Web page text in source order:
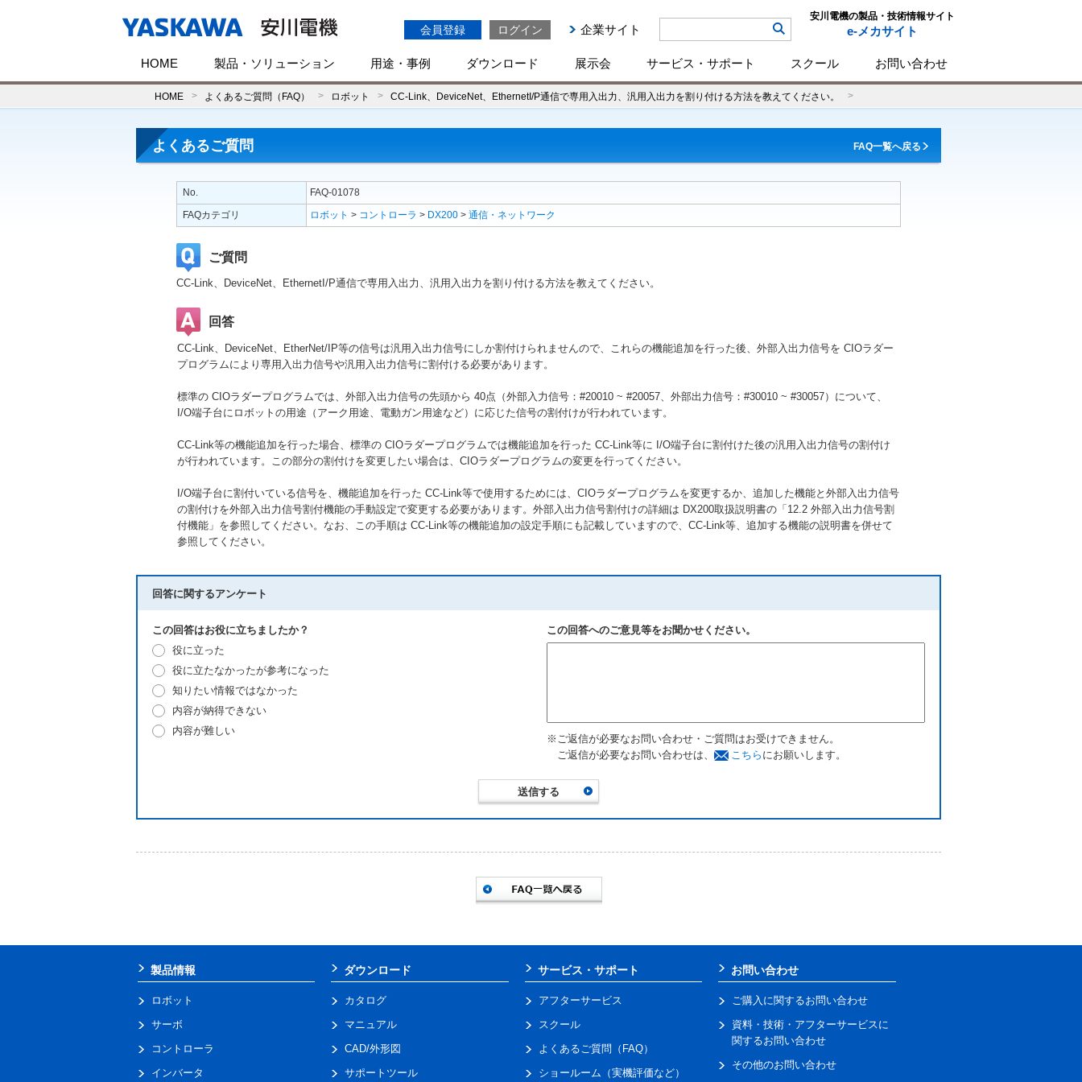
会員登録 ログイン 企業サイト
安川電機の製品・技術情報サイト
e-メカサイト
HOME 製品・ソリューション 用途・事例 ダウンロード 展示会 サービス・サポート スクール お問い合わせ
HOME よくあるご質問（FAQ） ロボット CC-Link、DeviceNet、EthernetI/P通信で専用入出力、汎用入出力を割り付ける方法を教えてください。
よくあるご質問 FAQ一覧へ戻る
No.
FAQ-01078
FAQカテゴリ
ロボット > コントローラ > DX200 > 通信・ネットワーク
ご質問
CC-Link、DeviceNet、EthernetI/P通信で専用入出力、汎用入出力を割り付ける方法を教えてください。
回答
CC-Link、DeviceNet、EtherNet/IP等の信号は汎用入出力信号にしか割付けられませんので、これらの機能追加を行った後、外部入出力信号を CIOラダー
プログラムにより専用入出力信号や汎用入出力信号に割付ける必要があります。
標準の CIOラダープログラムでは、外部入出力信号の先頭から 40点（外部入力信号：#20010 ~ #20057、外部出力信号：#30010 ~ #30057）について、
I/O端子台にロボットの用途（アーク用途、電動ガン用途など）に応じた信号の割付けが行われています。
CC-Link等の機能追加を行った場合、標準の CIOラダープログラムでは機能追加を行った CC-Link等に I/O端子台に割付けた後の汎用入出力信号の割付け
が行われています。この部分の割付けを変更したい場合は、CIOラダープログラムの変更を行ってください。
I/O端子台に割付いている信号を、機能追加を行った CC-Link等で使用するためには、CIOラダープログラムを変更するか、追加した機能と外部入出力信号
の割付けを外部入出力信号割付機能の手動設定で変更する必要があります。外部入出力信号割付けの詳細は DX200取扱説明書の「12.2 外部入出力信号割
付機能」を参照してください。なお、この手順は CC-Link等の機能追加の設定手順にも記載していますので、CC-Link等、追加する機能の説明書を併せて
参照してください。
回答に関するアンケート
この回答はお役に立ちましたか？
役に立った
役に立たなかったが参考になった
知りたい情報ではなかった
内容が納得できない
内容が難しい
この回答へのご意見等をお聞かせください。
※ご返信が必要なお問い合わせ・ご質問はお受けできません。
ご返信が必要なお問い合わせは、
こちら にお願いします。
製品情報
ロボット
サーボ
コントローラ
インバータ
ダウンロード
カタログ
マニュアル
CAD/外形図
サポートツール
サービス・サポート
アフターサービス
スクール
よくあるご質問（FAQ）
ショールーム（実機評価など）
お問い合わせ
ご購入に関するお問い合わせ
資料・技術・アフターサービスに
関するお問い合わせ
その他のお問い合わせ